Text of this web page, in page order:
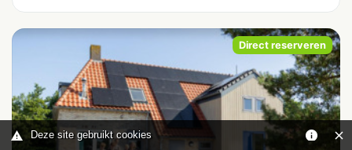
Deze site gebruikt cookies
Direct reserveren